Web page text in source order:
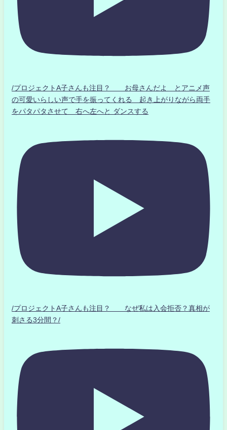
/プロジェクトA子さんも注目？ お母さんだよ とアニメ声
の可愛いらしい声で手を振ってくれる 起き上がりながら両手
をパタパタさせて 右へ左へと ダンスする
/プロジェクトA子さんも注目？ なぜ私は入会拒否？真相が
刺さる3分間？/